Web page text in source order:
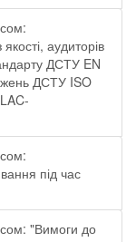
аудиторів
ДСТУ EN
ДСТУ ISO
під час
"Вимоги до